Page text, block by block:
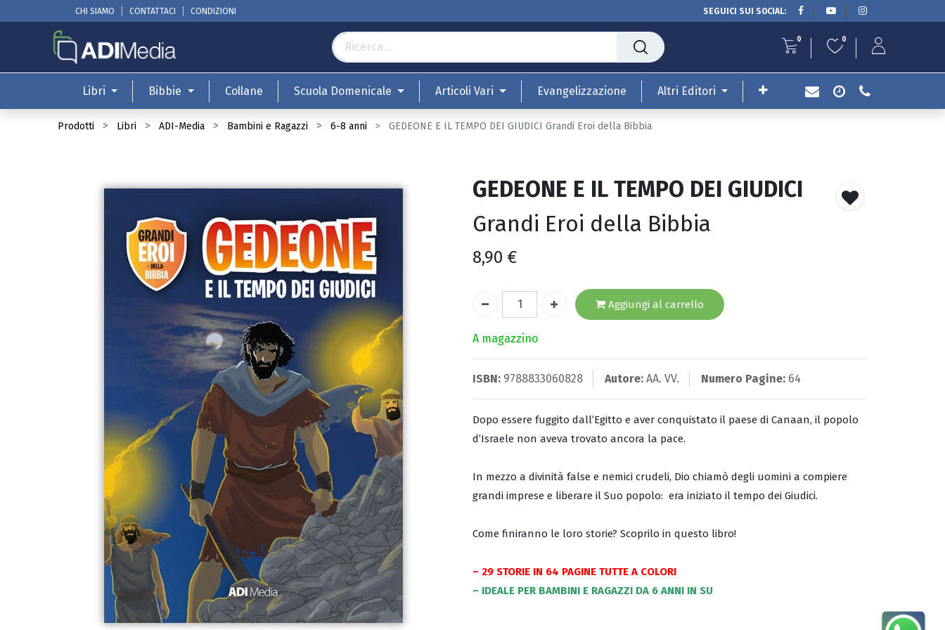
CHI SIAMO CONTATTACI CONDIZIONI SEGUICI SUI SOCIAL:
0 0
Libri Bibbie Collane Scuola Domenicale Articoli Vari Evangelizzazione Altri Editori
Prodotti Libri ADI-Media Bambini e Ragazzi 6-8 anni GEDEONE E IL TEMPO DEI GIUDICI Grandi Eroi della Bibbia
GEDEONE E IL TEMPO DEI GIUDICI
Grandi Eroi della Bibbia
8,90 €
Aggiungi al carrello
A magazzino
ISBN: 9788833060828 Autore: AA. VV. Numero Pagine: 64
Dopo essere fuggito dall’Egitto e aver conquistato il paese di Canaan, il popolo
d’Israele non aveva trovato ancora la pace.
In mezzo a divinità false e nemici crudeli, Dio chiamò degli uomini a compiere
grandi imprese e liberare il Suo popolo: era iniziato il tempo dei Giudici.
Come finiranno le loro storie? Scoprilo in questo libro!
– 29 STORIE IN 64 PAGINE TUTTE A COLORI
– IDEALE PER BAMBINI E RAGAZZI DA 6 ANNI IN SU